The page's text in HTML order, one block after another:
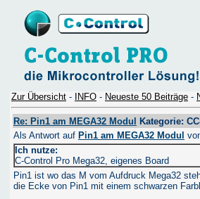
Zur Übersicht - INFO - Neueste 50 Beiträge -
Re: Pin1 am MEGA32 Modul
Kategorie:
Als Antwort auf Pin1 am MEGA32 Modul
Ich nutze:
C-Control Pro Mega32, eigenes Board
Pin1 ist wo das M vom Aufdruck Mega32
die Ecke von Pin1 mit einem schwarzen